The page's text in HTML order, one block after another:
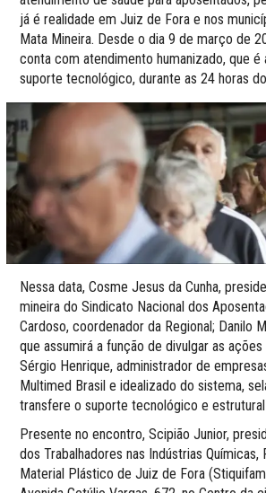
já é realidade em Juiz de Fora e nos
Mata Mineira. Desde o dia 9 de março de
conta com atendimento humanizado, que é
suporte tecnológico, durante as 24 horas
Nessa data, Cosme Jesus da Cunha,
mineira do Sindicato Nacional dos
Cardoso, coordenador da Regional; Danilo
que assumirá a função de divulgar as
Sérgio Henrique, administrador de
Multimed Brasil e idealizado do sistema,
transfere o suporte tecnológico e estrutural
Presente no encontro, Scipião Junior,
dos Trabalhadores nas Indústrias
Material Plástico de Juiz de Fora